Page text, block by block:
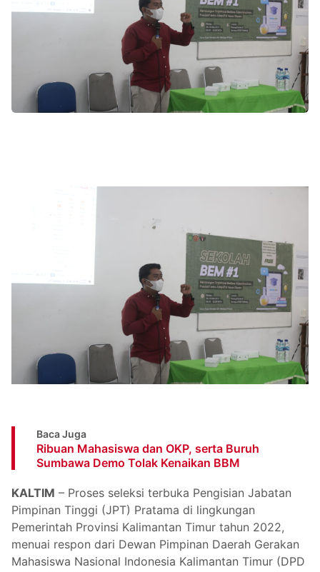
Baca Juga
Ribuan Mahasiswa dan OKP, serta Buruh
Sumbawa Demo Tolak Kenaikan BBM
KALTIM – Proses seleksi terbuka Pengisian Jabatan
Pimpinan Tinggi (JPT) Pratama di lingkungan
Pemerintah Provinsi Kalimantan Timur tahun 2022,
menuai respon dari Dewan Pimpinan Daerah Gerakan
Mahasiswa Nasional Indonesia Kalimantan Timur (DPD